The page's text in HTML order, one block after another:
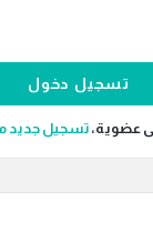
عضوية،‫تسجيل جديد